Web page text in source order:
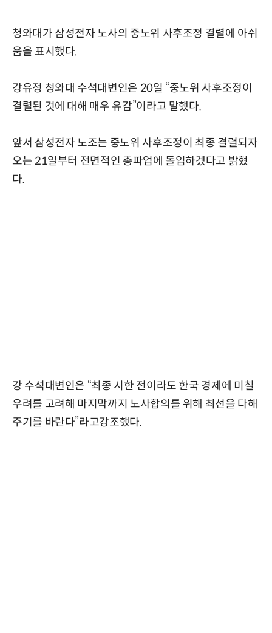
청와대가 삼성전자 노사의 중노위 사후조정 결렬에 아쉬
움을 표시했다.
강유정 청와대 수석대변인은 20일 “중노위 사후조정이
결렬된 것에 대해 매우 유감”이라고 말했다.
앞서 삼성전자 노조는 중노위 사후조정이 최종 결렬되자
오는 21일부터 전면적인 총파업에 돌입하겠다고 밝혔
다.
강 수석대변인은 “최종 시한 전이라도 한국 경제에 미칠
우려를 고려해 마지막까지 노사합의를 위해 최선을 다해
주기를 바란다”라고강조했다.